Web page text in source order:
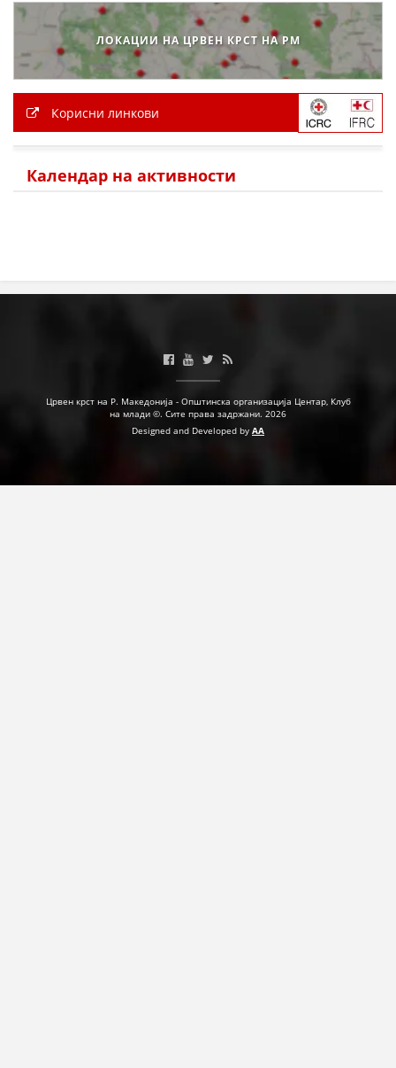
ЛОКАЦИИ НА ЦРВЕН КРСТ НА РМ
Корисни линкови
Календар на активности
Црвен крст на Р. Македонија - Општинска организација Центар, Клуб
на млади ©. Сите права задржани. 2026
Designed and Developed by AA